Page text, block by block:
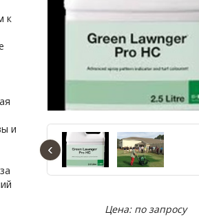
‹
Цена: по запросу
к
и